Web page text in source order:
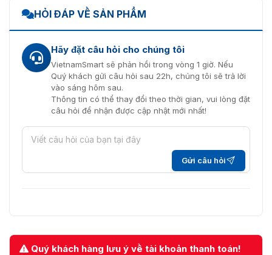
HỎI ĐÁP VỀ SẢN PHẨM
Hãy đặt câu hỏi cho chúng tôi
VietnamSmart sẽ phản hồi trong vòng 1 giờ. Nếu
Quý khách gửi câu hỏi sau 22h, chúng tôi sẽ trả lời
vào sáng hôm sau.
Thông tin có thể thay đổi theo thời gian, vui lòng đặt
câu hỏi để nhận được cập nhật mới nhất!
Gửi câu hỏi
Quý khách hàng lưu ý về tài khoản thanh toán!